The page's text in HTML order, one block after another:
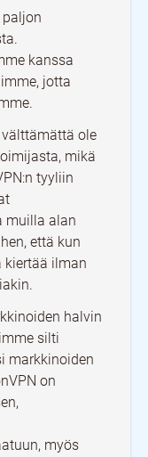
kanssa
jotta
välttämättä ole
mikä
tyyliin
muilla alan
että kun
kiertää ilman
halvin
silti
markkinoiden
on
myös